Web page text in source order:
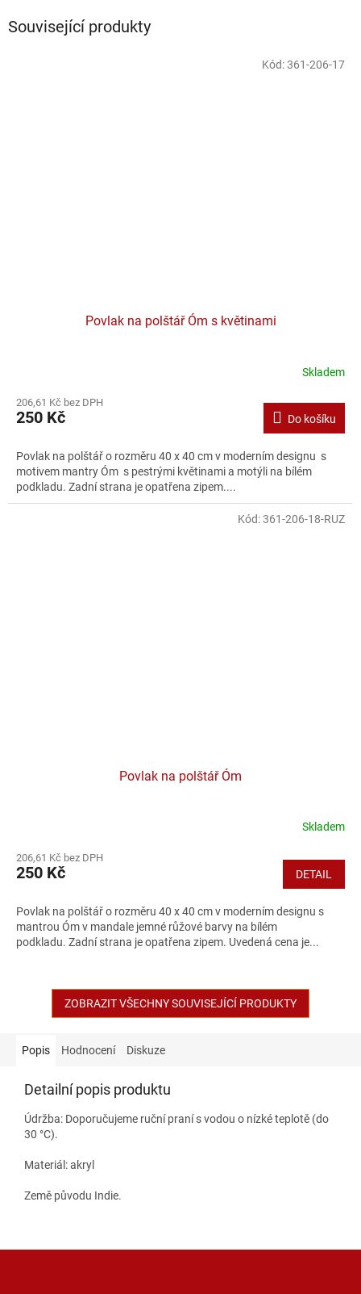
Související produkty
Povlak na polštář Óm s květinami
Skladem
206,61 Kč bez DPH
250 Kč Do košíku
Povlak na polštář o rozměru 40 x 40 cm v moderním designu s
motivem mantry Óm s pestrými květinami a motýli na bílém
podkladu. Zadní strana je opatřena zipem....
Kód:361-206-17
Povlak na polštář Óm
Skladem
206,61 Kč bez DPH
250 Kč DETAIL
Povlak na polštář o rozměru 40 x 40 cm v moderním designu s
mantrou Óm v mandale jemné růžové barvy na bílém
podkladu. Zadní strana je opatřena zipem. Uvedená cena je...
Kód:361-206-18-RUZ
ZOBRAZIT VŠECHNY SOUVISEJÍCÍ PRODUKTY
Popis Hodnocení Diskuze
Detailní popis produktu
Údržba: Doporučujeme ruční praní s vodou o nízké teplotě (do
30 °C).
Materiál: akryl
Země původu Indie.